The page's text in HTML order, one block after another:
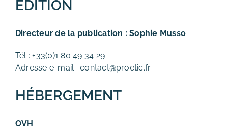
ÉDITION
Directeur de la publication : Sophie Musso
Tél : +33(0)1 80 49 34 29
Adresse e-mail :contact@proetic.fr
HÉBERGEMENT
OVH